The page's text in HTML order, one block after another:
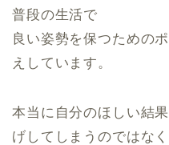
普段の生活で
良い姿勢を保つための
えしています。
本当に自分のほしい結
げしてしまうのではな